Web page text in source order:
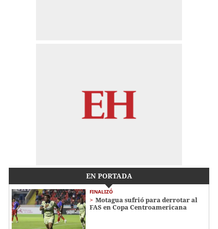
EN PORTADA
FINALIZÓ
Motagua sufrió para derrotar al
FAS en Copa Centroamericana